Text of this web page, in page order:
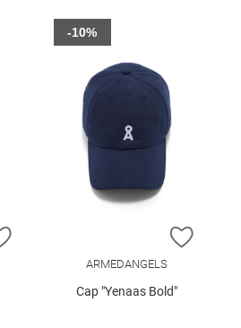
ZUR WUNSCHLISTE HINZUFÜGEN
ZUR
ARMEDANGELS
Cap "Yenaas Bold"
-10%